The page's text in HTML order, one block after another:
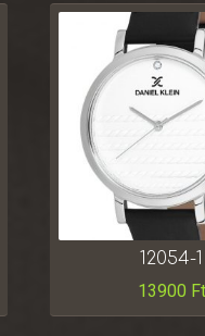
12054-1
13900 Ft